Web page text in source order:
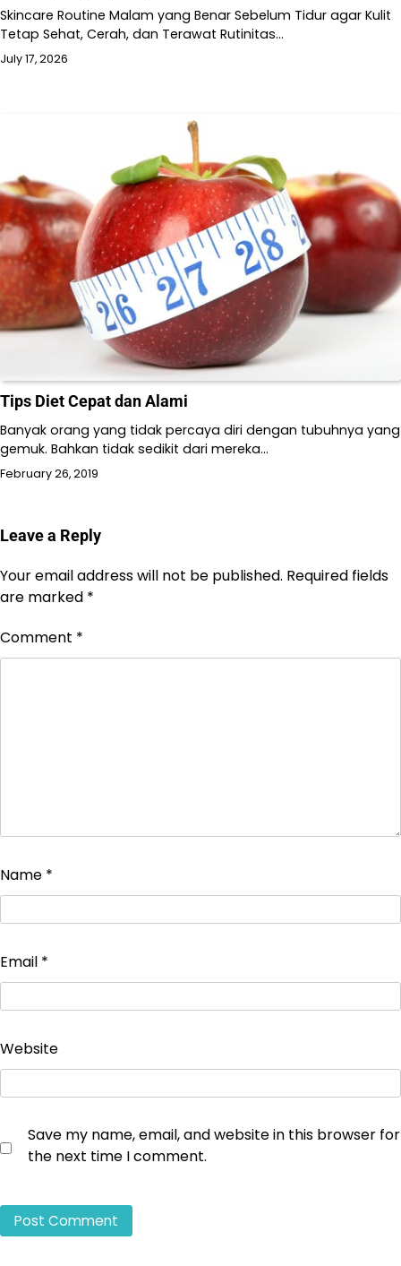
Skincare Routine Malam yang Benar Sebelum Tidur agar Kulit
Tetap Sehat, Cerah, dan Terawat Rutinitas…
July 17, 2026
Tips Diet Cepat dan Alami
Banyak orang yang tidak percaya diri dengan tubuhnya yang
gemuk. Bahkan tidak sedikit dari mereka…
February 26, 2019
Leave a Reply
Your email address will not be published. Required fields
are marked *
Comment *
Name *
Email *
Website
Save my name, email, and website in this browser for
the next time I comment.